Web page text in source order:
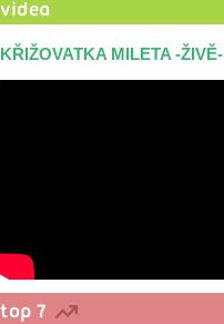
KŘIŽOVATKA MILETA -ŽIVĚ-